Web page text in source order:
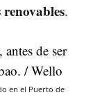
renovables.
en el Puerto de